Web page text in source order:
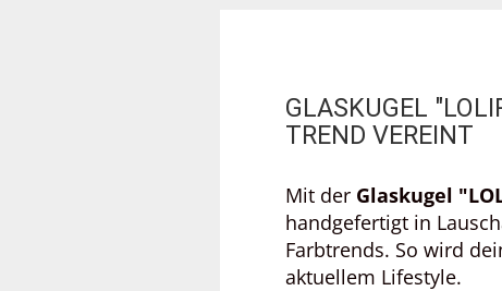
GLASKUGEL
TREND VEREINT
Mit der Glaskugel
handgefertigt in
Farbtrends. So wird
aktuellem Lifestyle.